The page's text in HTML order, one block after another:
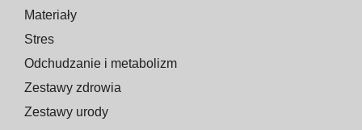
Materiały
Stres
Odchudzanie i metabolizm
Zestawy zdrowia
Zestawy urody